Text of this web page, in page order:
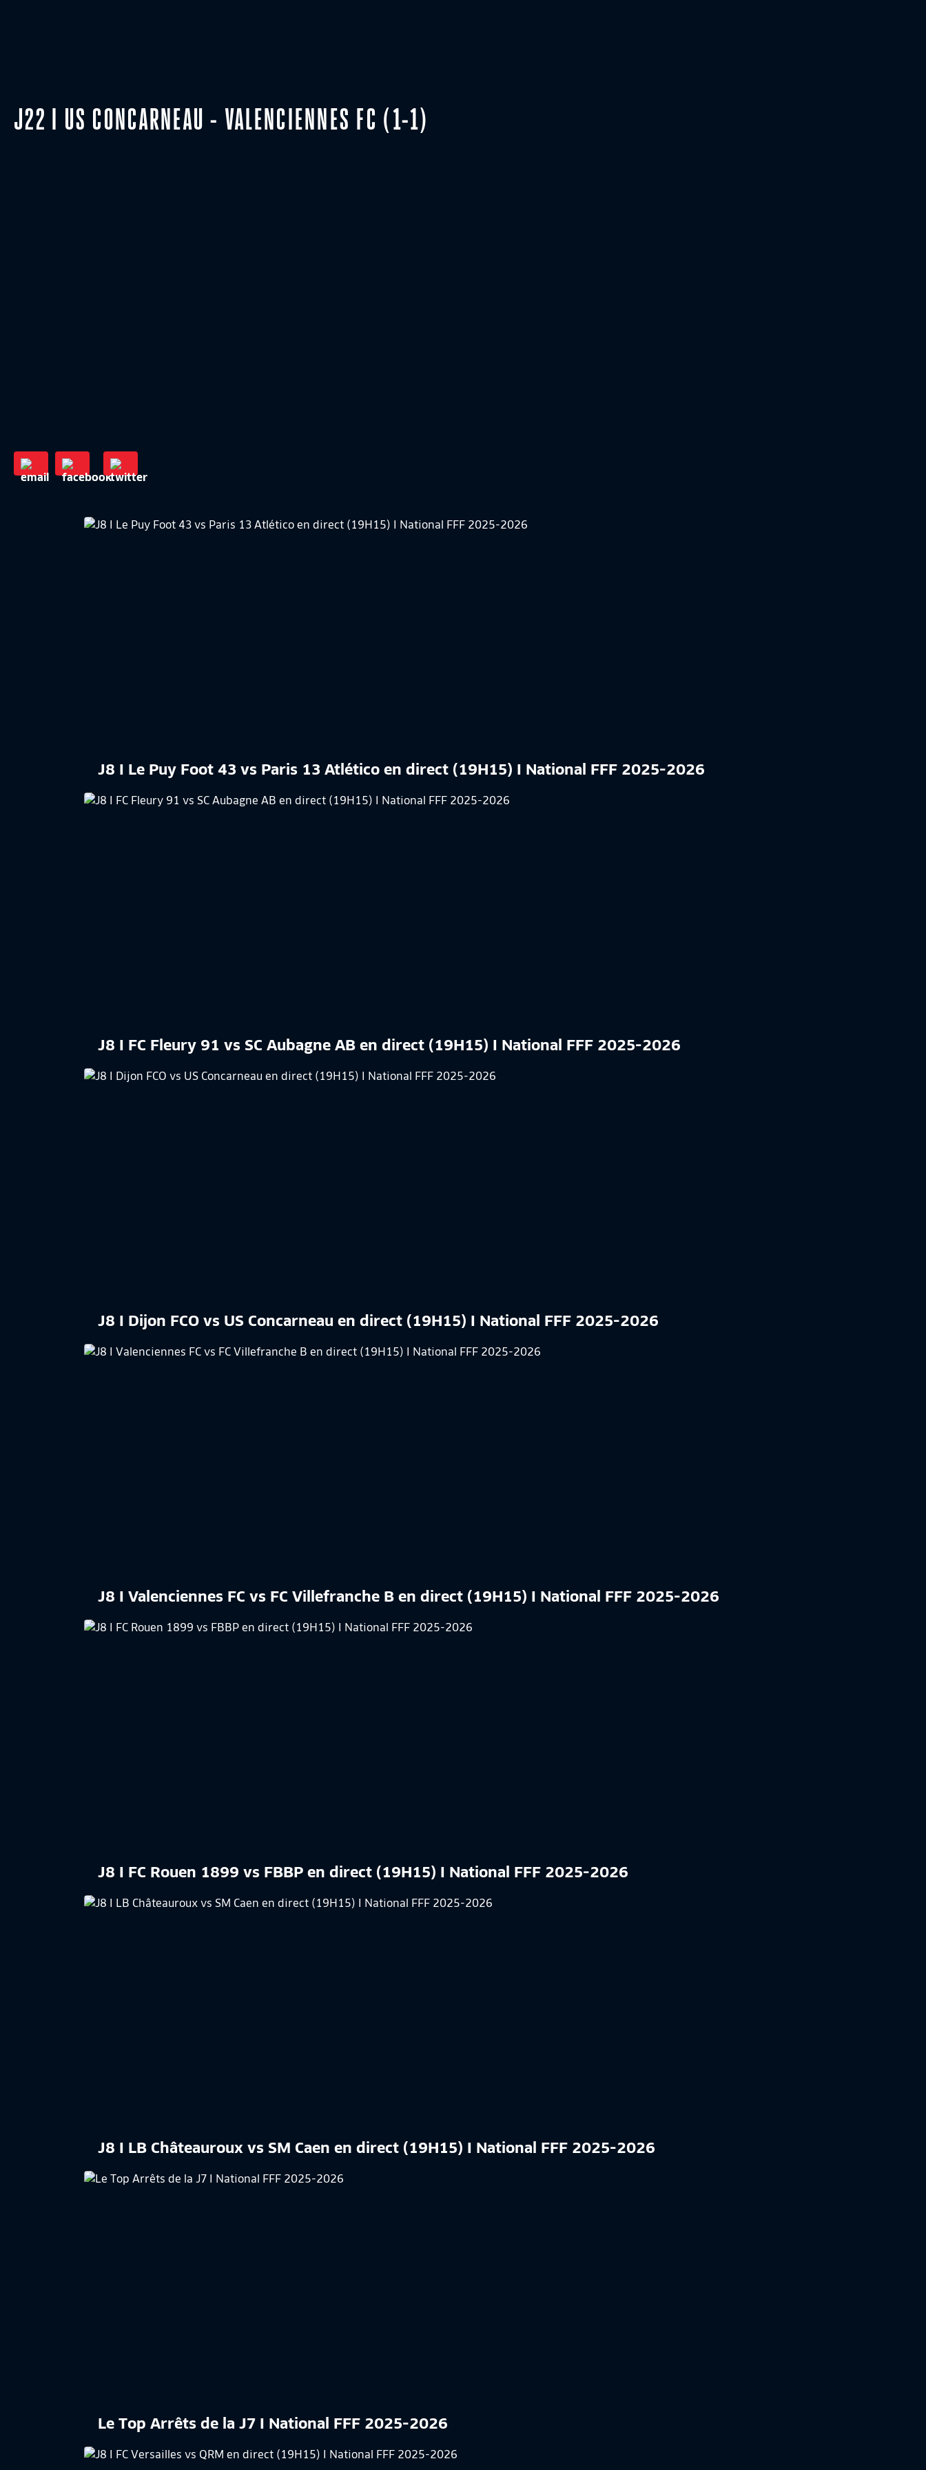
J22 I US CONCARNEAU - VALENCIENNES FC (1-1)
J8 I Le Puy Foot 43 vs Paris 13 Atlético en direct (19H15) I National FFF 2025-2026
J8 I FC Fleury 91 vs SC Aubagne AB en direct (19H15) I National FFF 2025-2026
J8 I Dijon FCO vs US Concarneau en direct (19H15) I National FFF 2025-2026
J8 I Valenciennes FC vs FC Villefranche B en direct (19H15) I National FFF 2025-2026
J8 I FC Rouen 1899 vs FBBP en direct (19H15) I National FFF 2025-2026
J8 I LB Châteauroux vs SM Caen en direct (19H15) I National FFF 2025-2026
Le Top Arrêts de la J7 I National FFF 2025-2026